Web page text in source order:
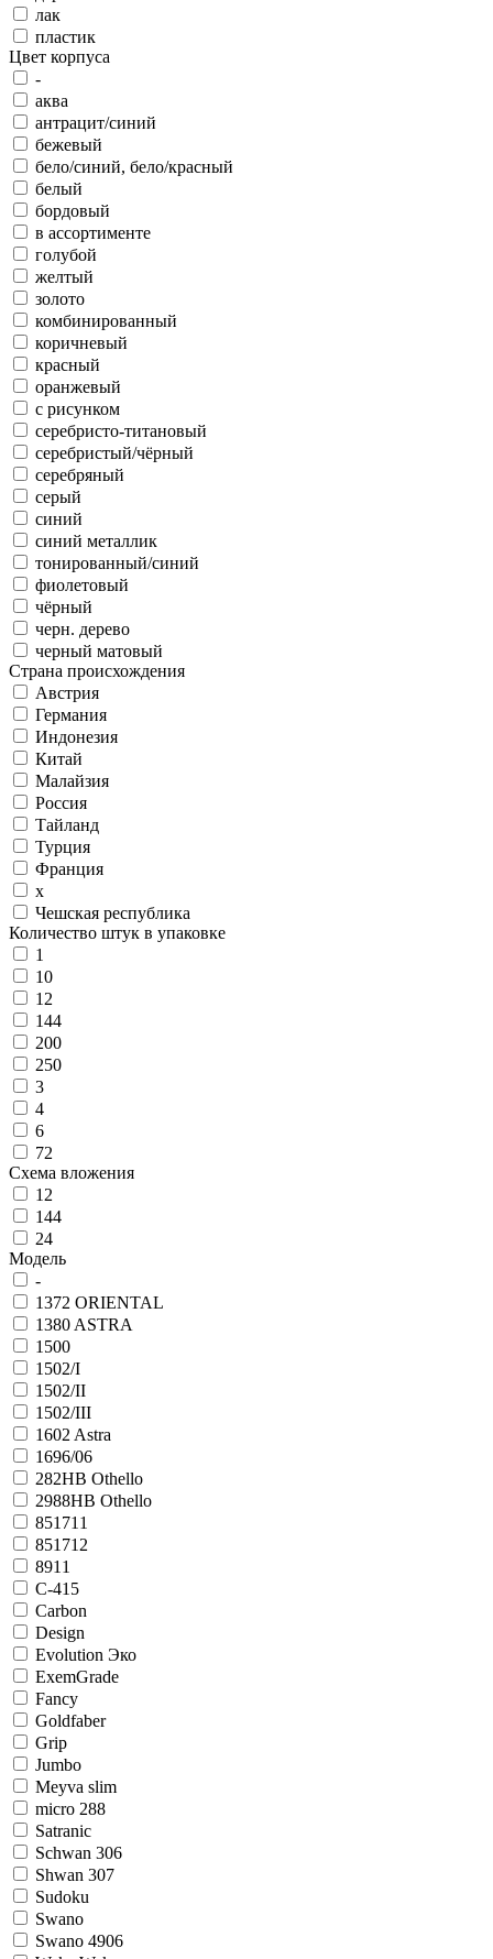
лак
пластик
Цвет корпуса
-
аква
антрацит/синий
бежевый
бело/синий, бело/красный
белый
бордовый
в ассортименте
голубой
желтый
золото
комбинированный
коричневый
красный
оранжевый
с рисунком
серебристо-титановый
серебристый/чёрный
серебряный
серый
синий
синий металлик
тонированный/синий
фиолетовый
чёрный
черн. дерево
черный матовый
Страна происхождения
Австрия
Германия
Индонезия
Китай
Малайзия
Россия
Тайланд
Турция
Франция
х
Чешская республика
Количество штук в упаковке
1
10
12
144
200
250
3
4
6
72
Схема вложения
12
144
24
Модель
-
1372 ORIENTAL
1380 ASTRA
1500
1502/I
1502/II
1502/III
1602 Astra
1696/06
282НВ Othello
2988НВ Othello
851711
851712
8911
C-415
Carbon
Design
Evolution Эко
ExemGrade
Fancy
Goldfaber
Grip
Jumbo
Meyva slim
micro 288
Satranic
Schwan 306
Shwan 307
Sudoku
Swano
Swano 4906